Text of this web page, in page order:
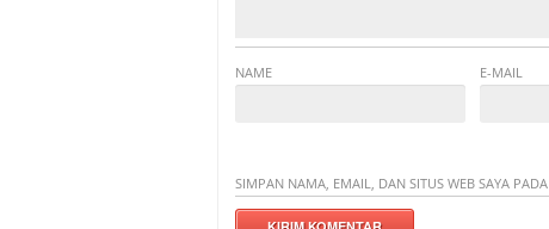
NAME E-MAIL
SIMPAN NAMA, EMAIL, DAN SITUS WEB SAYA